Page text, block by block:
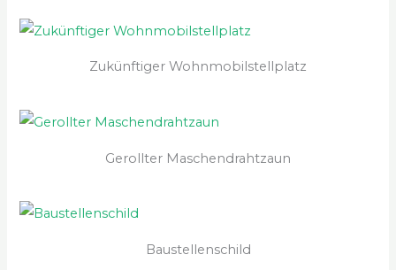
Zukünftiger Wohnmobilstellplatz
Gerollter Maschendrahtzaun
Baustellenschild